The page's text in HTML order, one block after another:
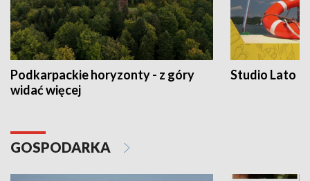
Podkarpackie horyzonty - z góry
widać więcej
Studio Lato
GOSPODARKA